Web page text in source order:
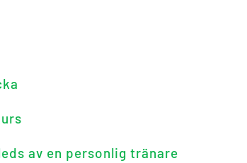
av en personlig tränare